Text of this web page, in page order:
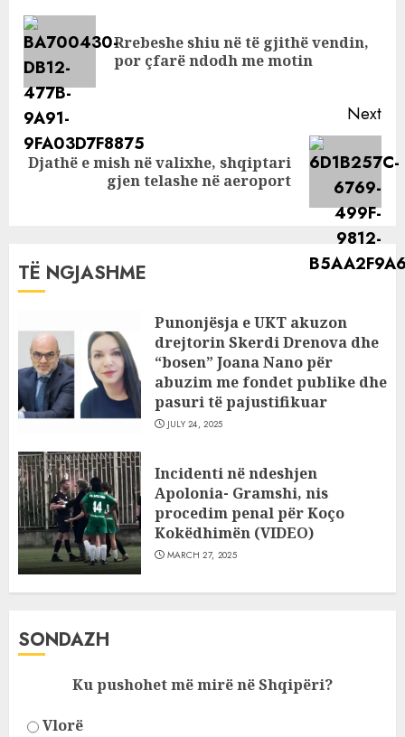
enigmë
ReadingRrebeshe shiu në të gjithë vendin,
por çfarë ndodh me motin
Next
Next
Djathë e mish në valixhe, shqiptari
gjen telashe në aeroport
TË NGJASHME
Punonjësja e UKT akuzon
drejtorin Skerdi Drenova dhe
“bosen” Joana Nano për
abuzim me fondet publike dhe
pasuri të pajustifikuar
JULY 24, 2025
Incidenti në ndeshjen
Apolonia- Gramshi, nis
procedim penal për Koço
Kokëdhimën (VIDEO)
MARCH 27, 2025
SONDAZH
Ku pushohet më mirë në Shqipëri?
Vlorë